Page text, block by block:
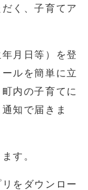
く、子育てア
月日等）を登
ルを簡単に立
内の子育てに
知で届きま
す。
をダウンロー